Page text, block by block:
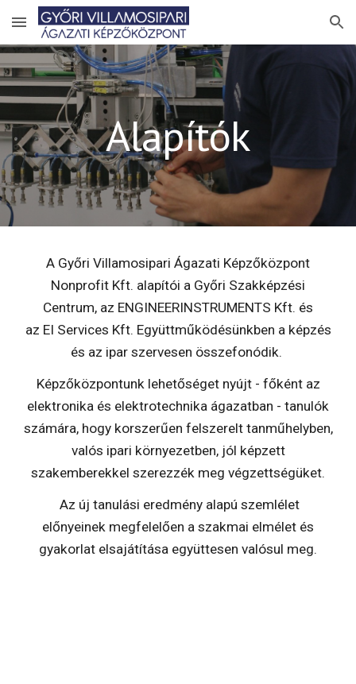
Skip to main content Skip to navigation
Alapítók
A Győri Villamosipari Ágazati Képzőközpont
Nonprofit Kft. alapítói a Győri Szakképzési
Centrum, az ENGINEERINSTRUMENTS Kft. és
az EI Services Kft. Együttműködésünkben a képzés
és az ipar szervesen összefonódik.
Képzőközpontunk lehetőséget nyújt - főként az
elektronika és elektrotechnika ágazatban - tanulók
számára, hogy korszerűen felszerelt tanműhelyben,
valós ipari környezetben, jól képzett
szakemberekkel szerezzék meg végzettségüket.
Az új tanulási eredmény alapú szemlélet
előnyeinek megfelelően a szakmai elmélet és
gyakorlat elsajátítása együttesen valósul meg.